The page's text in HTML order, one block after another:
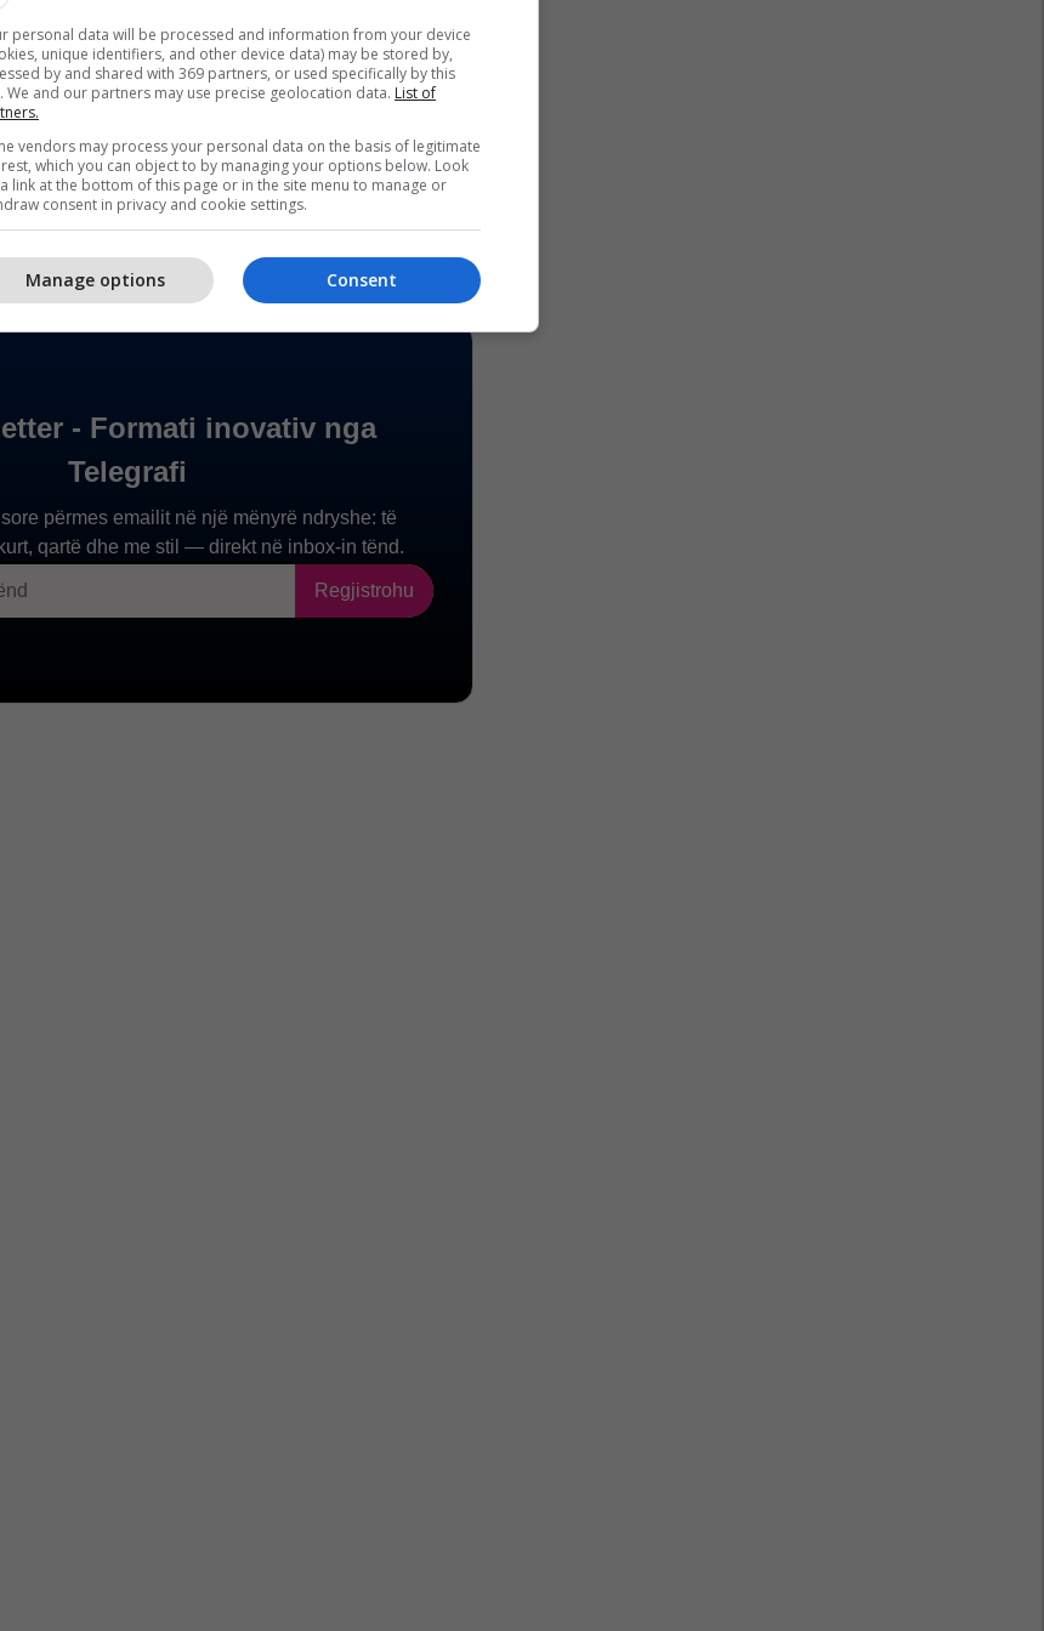
degët në mbarë vendin", theksoi Memov.
të këtij viti më shumë se 200
është ndërprerë kontrata e punës dhe prej
janë punësuar në Manastir, ndërsa 21
në Kumanovë dhe në selinë në Shkup janë
personal data will be processed and information from your device
unique identifiers, and other device data) may be stored by,
by and shared with 369 partners, or used specifically by this
We and our partners may use precise geolocation data. List of
vendors may process your personal data on the basis of legitimate
which you can object to by managing your options below. Look
link at the bottom of this page or in the site menu to manage or
consent in privacy and cookie settings.
Consent
Manage options